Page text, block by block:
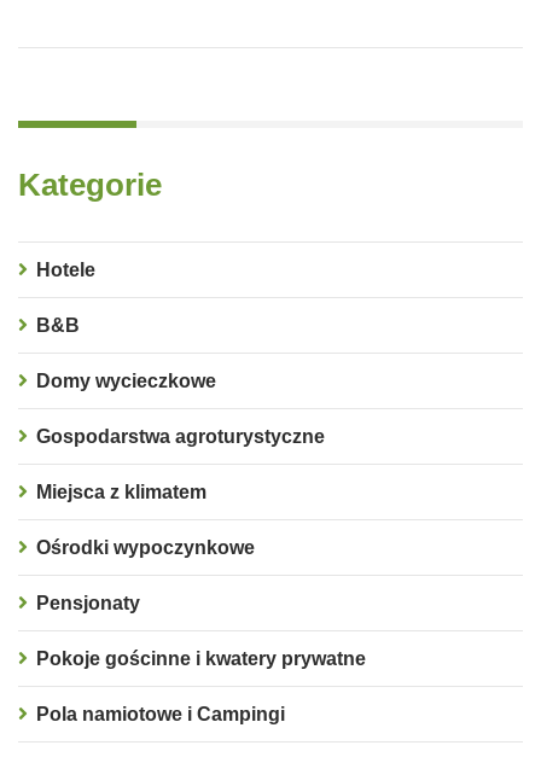
Kategorie
Hotele
B&B
Domy wycieczkowe
Gospodarstwa agroturystyczne
Miejsca z klimatem
Ośrodki wypoczynkowe
Pensjonaty
Pokoje gościnne i kwatery prywatne
Pola namiotowe i Campingi